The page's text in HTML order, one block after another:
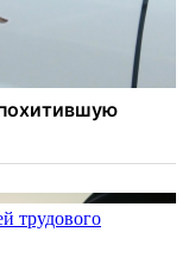
трудового